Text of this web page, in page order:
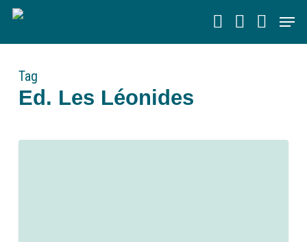
Skip
main
Tag
Ed. Les Léonides